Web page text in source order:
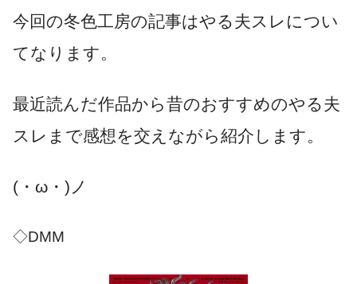
今回の冬色工房の記事はやる夫スレについ
てなります。
最近読んだ作品から昔のおすすめのやる夫
スレまで感想を交えながら紹介します。
(・ω・)ノ
◇DMM